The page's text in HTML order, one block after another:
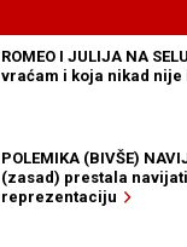
ROMEO I JULIJA NA
vraćam i koja nikad
POLEMIKA (BIVŠE)
(zasad) prestala
reprezentaciju